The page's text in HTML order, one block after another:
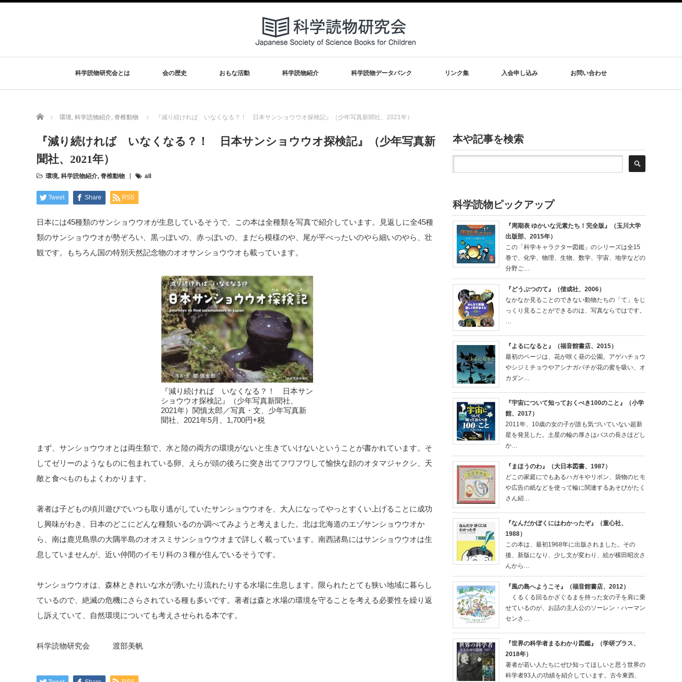
科学読物研究会とは 会の歴史 おもな活動 科学読物紹介 科学読物データバンク リンク集 入会申し込み お問い合わせ
Home 環境, 科学読物紹介, 脊椎動物 『減り続ければ いなくなる？！ 日本サンショウウオ探検記』（少年写真新聞社、2021年）
『減り続ければ いなくなる？！ 日本サンショウウオ探検記』（少年写真新
聞社、2021年）
環境, 科学読物紹介, 脊椎動物 all
Tweet Share RSS
日本には45種類のサンショウウオが生息しているそうで、この本は全種類を写真で紹介しています。見返しに全45種
類のサンショウウオが勢ぞろい、黒っぽいの、赤っぽいの、まだら模様のや、尾が平べったいのやら細いのやら、壮
観です。もちろん国の特別天然記念物のオオサンショウウオも載っています。
『減り続ければ いなくなる？！ 日本サン
ショウウオ探検記』（少年写真新聞社、
2021年）関慎太郎／写真・文、少年写真新
聞社、2021年5月、1,700円+税
まず、サンショウウオとは両生類で、水と陸の両方の環境がないと生きていけないということが書かれています。そ
してゼリーのようなものに包まれている卵、えらが頭の後ろに突き出てフワフワして愉快な顔のオタマジャクシ、天
敵と食べものもよくわかります。
著者は子どもの頃川遊びでいつも取り逃がしていたサンショウウオを、大人になってやっとすくい上げることに成功
し興味がわき、日本のどこにどんな種類いるのか調べてみようと考えました。北は北海道のエゾサンショウウオか
ら、南は鹿児島県の大隅半島のオオスミサンショウウオまで詳しく載っています。南西諸島にはサンショウウオは生
息していませんが、近い仲間のイモリ科の３種が住んでいるそうです。
サンショウウオは、森林ときれいな水が湧いたり流れたりする水場に生息します。限られたとても狭い地域に暮らし
ているので、絶滅の危機にさらされている種も多いです。著者は森と水場の環境を守ることを考える必要性を繰り返
し訴えていて、自然環境についても考えさせられる本です。
科学読物研究会 渡部美帆
本や記事を検索
科学読物ピックアップ
『周期表 ゆかいな元素たち！完全版』（玉川大学
出版部、2015年）
この「科学キャラクター図鑑」のシリーズは全15
巻で、化学、物理、生物、数学、宇宙、地学などの
分野ご…
『どうぶつのて』（偕成社、2006）
なかなか見ることのできない動物たちの「て」をじ
っくり見ることができるのは、写真ならではです。
…
『よるになると』（福音館書店、2015）
最初のページは、花が咲く昼の公園。アゲハチョウ
やシジミチョウやアシナガバチが花の蜜を吸い、オ
カダン…
『宇宙について知っておくべき100のこと』（小学
館、2017）
2011年、10歳の女の子が誰も気づいていない超新
星を発見した。土星の輪の厚さはバスの長さほどし
か…
『まほうのわ』（大日本図書、1987）
どこの家庭にでもあるハガキやリボン、袋物のヒモ
や広告の紙などを使って輪に関連するあそびがたく
さん紹…
『なんだかぼくにはわかったぞ』（童心社、
1988）
この本は、最初1968年に出版されました。その
後、新版になり、少し文が変わり、絵が横田昭次さ
んから…
『風の島へようこそ』（福音館書店、2012）
くるくる回るかざぐるまを持った女の子を肩に乗
せているのが、お話の主人公のソーレン・ハーマン
センさ…
『世界の科学者まるわかり図鑑』（学研プラス、
2018年）
著者が若い人たちにぜひ知ってほしいと思う世界の
科学者93人の功績を紹介しています。古今東西、